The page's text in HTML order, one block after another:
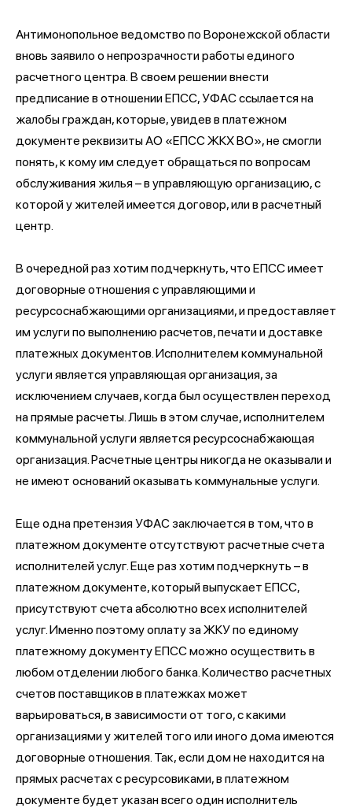
Антимонопольное ведомство по Воронежской области
вновь заявило о непрозрачности работы единого
расчетного центра. В своем решении внести
предписание в отношении ЕПСС, УФАС ссылается на
жалобы граждан, которые, увидев в платежном
документе реквизиты АО «ЕПСС ЖКХ ВО», не смогли
понять, к кому им следует обращаться по вопросам
обслуживания жилья – в управляющую организацию, с
которой у жителей имеется договор, или в расчетный
центр.
В очередной раз хотим подчеркнуть, что ЕПСС имеет
договорные отношения с управляющими и
ресурсоснабжающими организациями, и предоставляет
им услуги по выполнению расчетов, печати и доставке
платежных документов. Исполнителем коммунальной
услуги является управляющая организация, за
исключением случаев, когда был осуществлен переход
на прямые расчеты. Лишь в этом случае, исполнителем
коммунальной услуги является ресурсоснабжающая
организация. Расчетные центры никогда не оказывали и
не имеют оснований оказывать коммунальные услуги.
Еще одна претензия УФАС заключается в том, что в
платежном документе отсутствуют расчетные счета
исполнителей услуг. Еще раз хотим подчеркнуть – в
платежном документе, который выпускает ЕПСС,
присутствуют счета абсолютно всех исполнителей
услуг. Именно поэтому оплату за ЖКУ по единому
платежному документу ЕПСС можно осуществить в
любом отделении любого банка. Количество расчетных
счетов поставщиков в платежках может
варьироваться, в зависимости от того, с какими
организациями у жителей того или иного дома имеются
договорные отношения. Так, если дом не находится на
прямых расчетах с ресурсовиками, в платежном
документе будет указан всего один исполнитель